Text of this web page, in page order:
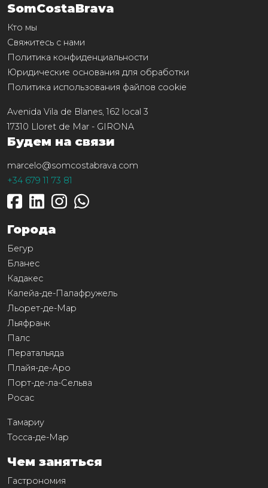
SomCostaBrava
Кто мы
Свяжитесь с нами
Политика конфиденциальности
Юридические основания для обработки
Политика использования файлов cookie
Avenida Vila de Blanes, 162 local 3
17310 Lloret de Mar - GIRONA
Будем на связи
marcelo@somcostabrava.com
+34 679 11 73 81
Города
Бегур
Бланес
Кадакес
Калейа-де-Палафружель
Льорет-де-Мар
Льяфранк
Палс
Ператальяда
Плайя-де-Аро
Порт-де-ла-Сельва
Росас
Тамариу
Тосса-де-Мар
Чем заняться
Гастрономия